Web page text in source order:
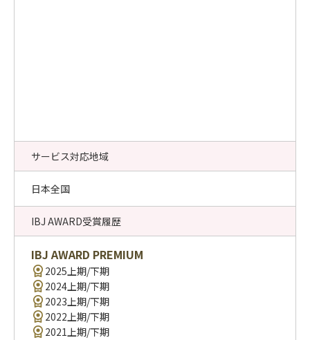
サービス対応地域
日本全国
IBJ AWARD受賞履歴
IBJ AWARD PREMIUM
2025上期/下期
2024上期/下期
2023上期/下期
2022上期/下期
2021上期/下期